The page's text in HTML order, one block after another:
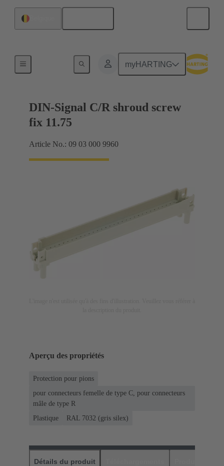
myHARTING
Raccordement carte mère à carte fille
DIN-Signal C/R shroud screw
fix 11.75
Article No.: 09 03 000 9960
Aperçu des propriétés
Protection pour pions
pour connecteurs femelle de type C, pour connecteurs
mâle de type R
Plastique
RAL 7032 (gris silex)
Détails du produit